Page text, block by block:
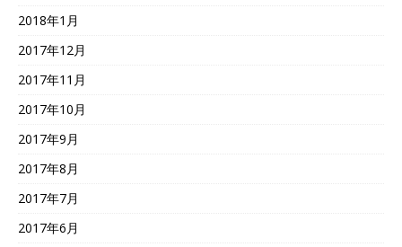
2018年1月
2017年12月
2017年11月
2017年10月
2017年9月
2017年8月
2017年7月
2017年6月